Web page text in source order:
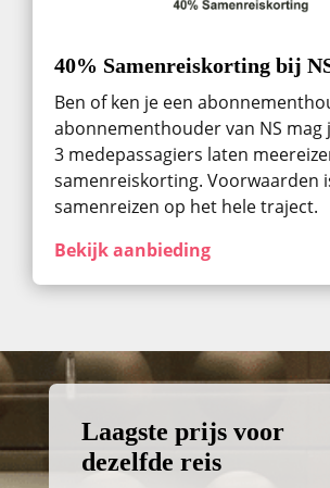
40% Samenreiskorting bij
Ben of ken je een
abonnementhouder van NS mag
3 medepassagiers laten
samenreiskorting. Voorwaarden
samenreizen op het hele traject.
Bekijk aanbieding
Laagste prijs voor
dezelfde reis